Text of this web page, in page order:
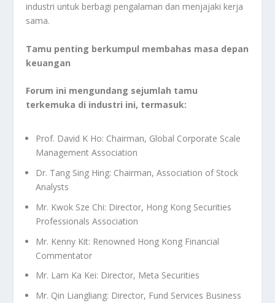
industri untuk berbagi pengalaman dan menjajaki kerja
sama.
Tamu penting berkumpul membahas masa depan
keuangan
Forum ini mengundang sejumlah tamu
terkemuka di industri ini, termasuk:
Prof. David K Ho: Chairman, Global Corporate Scale
Management Association
Dr. Tang Sing Hing: Chairman, Association of Stock
Analysts
Mr. Kwok Sze Chi: Director, Hong Kong Securities
Professionals Association
Mr. Kenny Kit: Renowned Hong Kong Financial
Commentator
Mr. Lam Ka Kei: Director, Meta Securities
Mr. Qin Liangliang: Director, Fund Services Business